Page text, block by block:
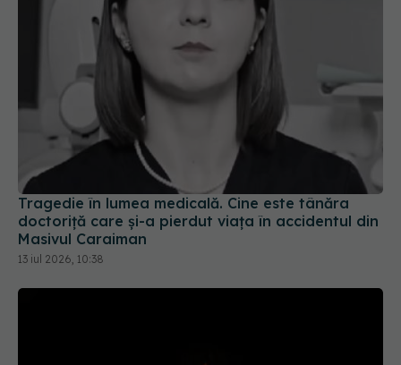
Tragedie în lumea medicală. Cine este tânăra
doctoriță care și-a pierdut viața în accidentul din
Masivul Caraiman
13 iul 2026, 10:38